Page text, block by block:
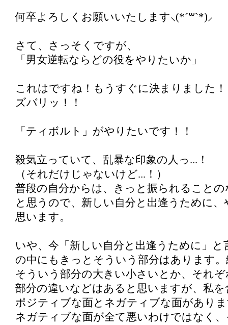
何卒よろしくお願いいたします⸜(*´꒳`*)⸝
さて、さっそくですが、
「男女逆転ならどの役をやりたいか」
これはですね！もうすぐに決まりました！
ズバリッ！！
「ティボルト」がやりたいです！！
殺気立っていて、乱暴な印象の人っ...！
（それだけじゃないけど...！）
普段の自分からは、きっと振られること
と思うので、新しい自分と出逢うために
思います。
いや、今「新しい自分と出逢うために」と
の中にもきっとそういう部分はあります。
そういう部分の大きい小さいとか、それ
部分の違いなどはあると思いますが、私
ポジティブな面とネガティブな面があり
ネガティブな面が全て悪いわけではなく